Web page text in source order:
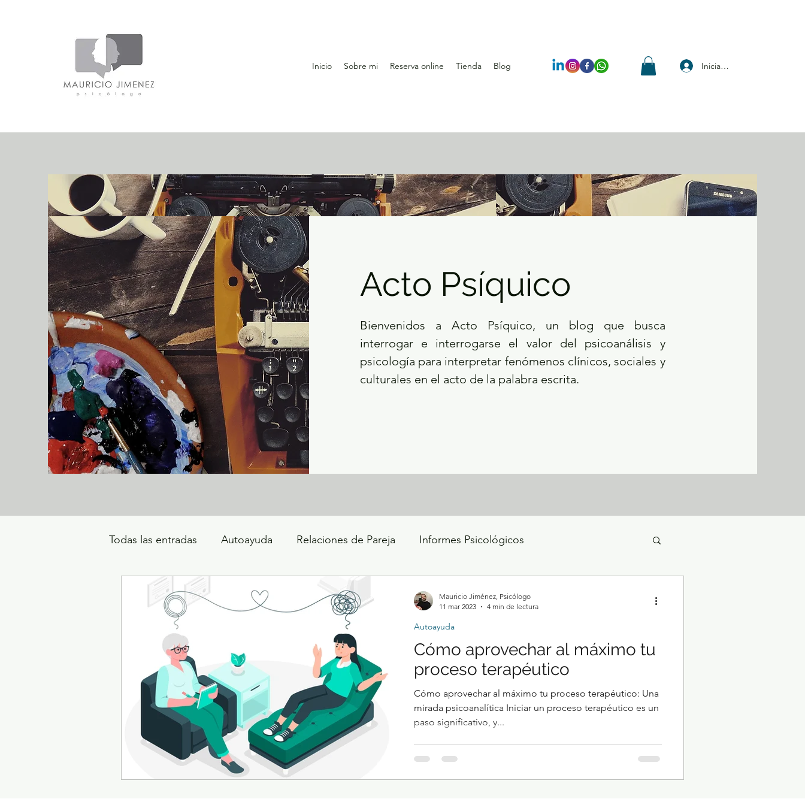
Inicio Sobre mi Reserva online Tienda Blog Iniciar sesión
Acto Psíquico
Bienvenidos a Acto Psíquico, un blog que busca
interrogar e interrogarse el valor del psicoanálisis y
psicología para interpretar fenómenos clínicos, sociales y
culturales en el acto de la palabra escrita.
Todas las entradas Autoayuda Relaciones de Pareja Informes Psicológicos
Cómo aprovechar al máximo tu
proceso terapéutico
Cómo aprovechar al máximo tu proceso terapéutico: Una
mirada psicoanalítica Iniciar un proceso terapéutico es un
paso significativo, y...
Autoayuda
Mauricio Jiménez, Psicólogo
11 mar 2023
4 min de lectura